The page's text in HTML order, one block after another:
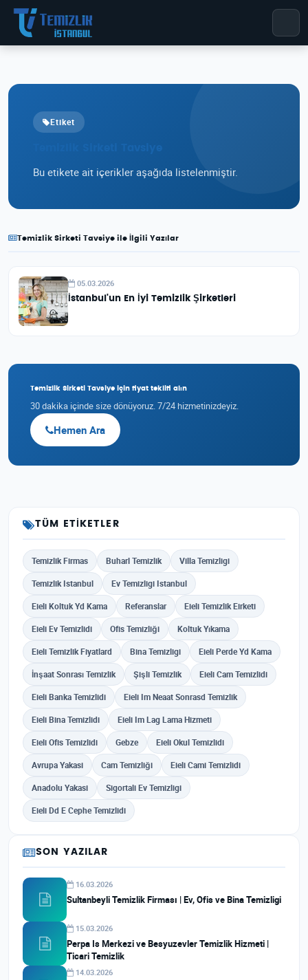
Etiket
Bu etikete ait içerikler aşağıda listelenmiştir.
Temizlik Sirketi Tavsiye ile İlgili Yazılar
05.03.2026
İstanbul'un En İyi Temizlik Şirketleri
Temizlik Sirketi Tavsiye için fiyat teklifi alın
30 dakika içinde size dönüyoruz. 7/24 hizmetinizdeyiz.
Hemen Ara
TÜM ETIKETLER
Temizlik Firmas Buharl Temizlik Villa Temizligi
Temizlik Istanbul Ev Temizligi Istanbul
Eieli Koltuk Yd Kama Referanslar Eieli Temizlik Eirketi
Eieli Ev Temizlidi Ofis Temizliği Koltuk Yıkama
Eieli Temizlik Fiyatlard Bina Temizligi Eieli Perde Yd Kama
İnşaat Sonrası Temizlik Şişli Temizlik Eieli Cam Temizlidi
Eieli Banka Temizlidi Eieli Im Neaat Sonrasd Temizlik
Eieli Bina Temizlidi Eieli Im Lag Lama Hizmeti
Eieli Ofis Temizlidi Gebze Eieli Okul Temizlidi
Avrupa Yakasi Cam Temizliği Eieli Cami Temizlidi
Anadolu Yakasi Sigortali Ev Temizligi
Eieli Dd E Cephe Temizlidi
SON YAZILAR
16.03.2026
Sultanbeyli Temizlik Firması | Ev, Ofis ve Bina Temizligi
15.03.2026
Perpa Is Merkezi ve Besyuzevler Temizlik Hizmeti |
Ticari Temizlik
14.03.2026